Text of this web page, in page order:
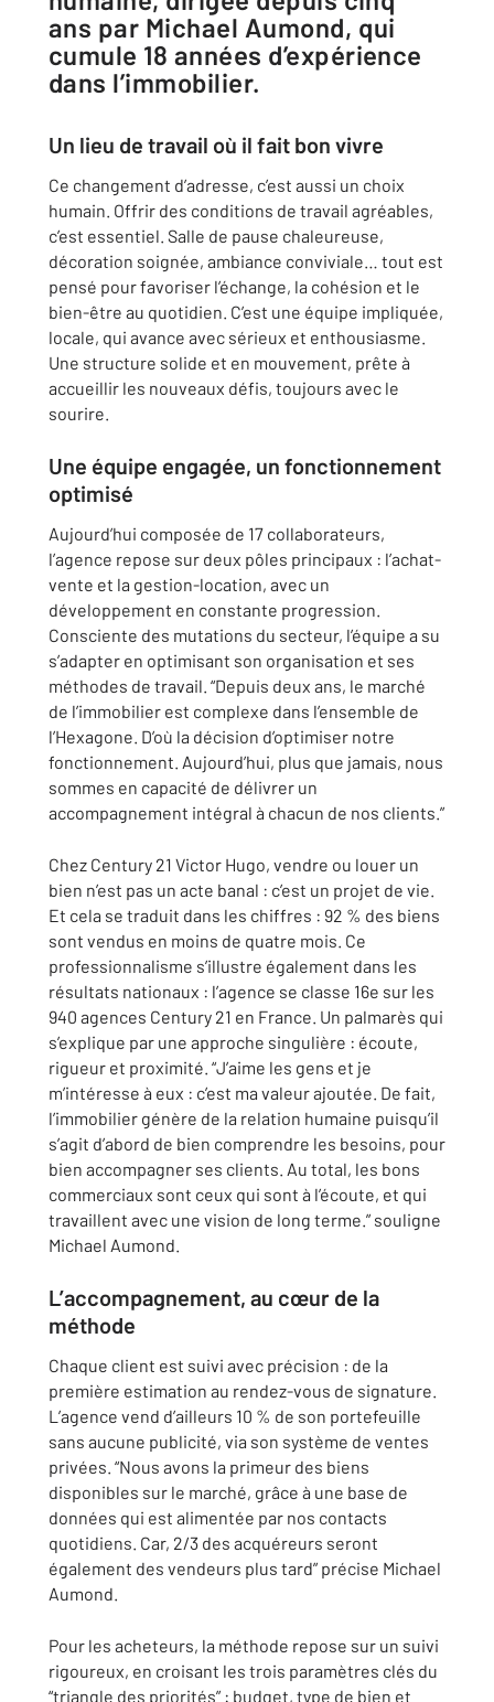
ans par Michael Aumond, qui
cumule 18 années d’expérience
dans l’immobilier.
Un lieu de travail où il fait bon vivre
Ce changement d’adresse, c’est aussi un choix
humain. Offrir des conditions de travail agréables,
c’est essentiel. Salle de pause chaleureuse,
décoration soignée, ambiance conviviale… tout est
pensé pour favoriser l’échange, la cohésion et le
bien-être au quotidien. C’est une équipe impliquée,
locale, qui avance avec sérieux et enthousiasme.
Une structure solide et en mouvement, prête à
accueillir les nouveaux défis, toujours avec le
sourire.
Une équipe engagée, un fonctionnement
optimisé
Aujourd’hui composée de 17 collaborateurs,
l’agence repose sur deux pôles principaux : l’achat-
vente et la gestion-location, avec un
développement en constante progression.
Consciente des mutations du secteur, l’équipe a su
s’adapter en optimisant son organisation et ses
méthodes de travail. “Depuis deux ans, le marché
de l’immobilier est complexe dans l’ensemble de
l’Hexagone. D’où la décision d’optimiser notre
fonctionnement. Aujourd’hui, plus que jamais, nous
sommes en capacité de délivrer un
accompagnement intégral à chacun de nos clients.”
Chez Century 21 Victor Hugo, vendre ou louer un
bien n’est pas un acte banal : c’est un projet de vie.
Et cela se traduit dans les chiffres : 92 % des biens
sont vendus en moins de quatre mois. Ce
professionnalisme s’illustre également dans les
résultats nationaux : l’agence se classe 16e sur les
940 agences Century 21 en France. Un palmarès qui
s’explique par une approche singulière : écoute,
rigueur et proximité. “J’aime les gens et je
m’intéresse à eux : c’est ma valeur ajoutée. De fait,
l’immobilier génère de la relation humaine puisqu’il
s’agit d’abord de bien comprendre les besoins, pour
bien accompagner ses clients. Au total, les bons
commerciaux sont ceux qui sont à l’écoute, et qui
travaillent avec une vision de long terme.” souligne
Michael Aumond.
L’accompagnement, au cœur de la
méthode
Chaque client est suivi avec précision : de la
première estimation au rendez-vous de signature.
L’agence vend d’ailleurs 10 % de son portefeuille
sans aucune publicité, via son système de ventes
privées. “Nous avons la primeur des biens
disponibles sur le marché, grâce à une base de
données qui est alimentée par nos contacts
quotidiens. Car, 2/3 des acquéreurs seront
également des vendeurs plus tard” précise Michael
Aumond.
Pour les acheteurs, la méthode repose sur un suivi
rigoureux, en croisant les trois paramètres clés du
“triangle des priorités” : budget, type de bien et